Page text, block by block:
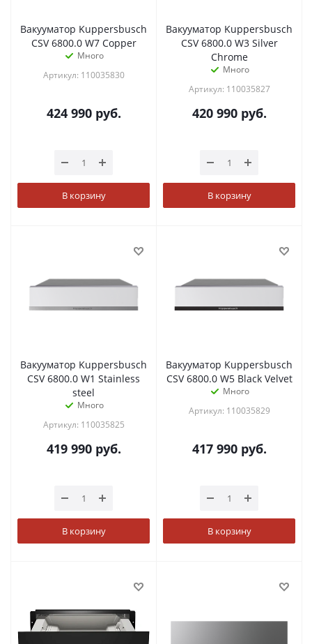
Вакууматор Kuppersbusch
CSV 6800.0 W7 Copper
Много
Артикул: 110035830
424 990руб.
В корзину
Вакууматор Kuppersbusch
CSV 6800.0 W3 Silver
Chrome
Много
Артикул: 110035827
420 990руб.
В корзину
Вакууматор Kuppersbusch
CSV 6800.0 W1 Stainless
steel
Много
Артикул: 110035825
419 990руб.
В корзину
Вакууматор Kuppersbusch
CSV 6800.0 W5 Black Velvet
Много
Артикул: 110035829
417 990руб.
В корзину